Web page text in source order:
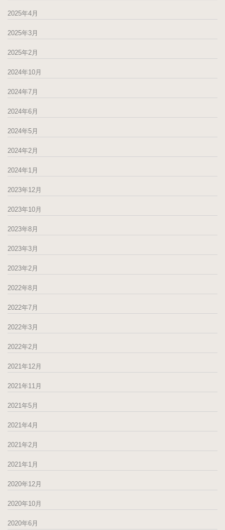
2025年4月
2025年3月
2025年2月
2024年10月
2024年7月
2024年6月
2024年5月
2024年2月
2024年1月
2023年12月
2023年10月
2023年8月
2023年3月
2023年2月
2022年8月
2022年7月
2022年3月
2022年2月
2021年12月
2021年11月
2021年5月
2021年4月
2021年2月
2021年1月
2020年12月
2020年10月
2020年6月